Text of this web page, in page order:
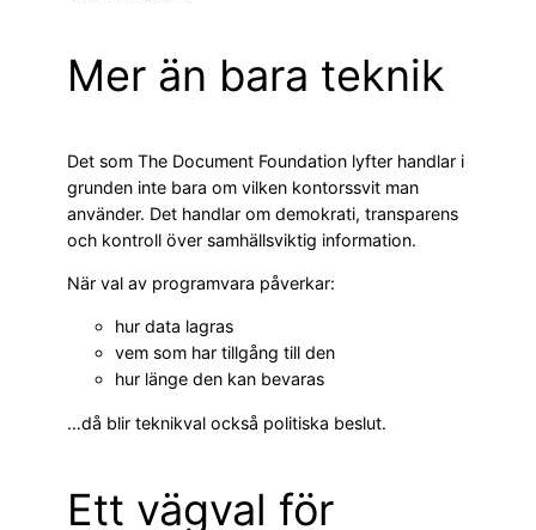
Mer än bara teknik
Det som The Document Foundation lyfter handlar i
grunden inte bara om vilken kontorssvit man
använder. Det handlar om demokrati, transparens
och kontroll över samhällsviktig information.
När val av programvara påverkar:
hur data lagras
vem som har tillgång till den
hur länge den kan bevaras
…då blir teknikval också politiska beslut.
Ett vägval för